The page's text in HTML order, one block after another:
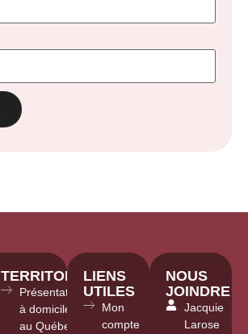
TERRITOIRE
Présentations
à domicile
au Québec
LIENS
UTILES
Mon
compte
NOUS
JOINDRE
Jacquie
Larose